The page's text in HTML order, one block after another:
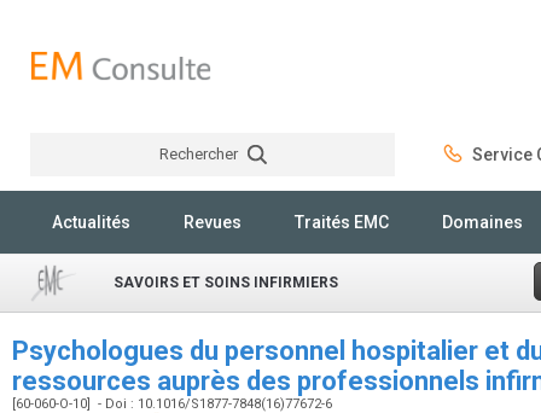
Rechercher Service
Actualités Revues Traités EMC Domaines
SAVOIRS ET SOINS INFIRMIERS
Psychologues du personnel hospitalier et
ressources auprès des professionnels
[60-060-O-10] - Doi : 10.1016/S1877-7848(16)77672-6